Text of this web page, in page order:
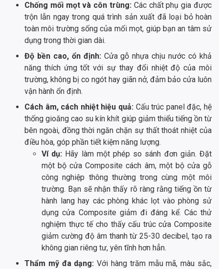
Chống mối mọt và côn trùng: Các chất phụ gia được
trộn lẫn ngay trong quá trình sản xuất đã loại bỏ hoàn
toàn môi trường sống của mối mọt, giúp bạn an tâm sử
dụng trong thời gian dài.
Độ bền cao, ổn định: Cửa gỗ nhựa chịu nước có khả
năng thích ứng tốt với sự thay đổi nhiệt độ của môi
trường, không bị co ngót hay giãn nở, đảm bảo cửa luôn
vận hành ổn định.
Cách âm, cách nhiệt hiệu quả: Cấu trúc panel đặc, hệ
thống gioăng cao su kín khít giúp giảm thiểu tiếng ồn từ
bên ngoài, đồng thời ngăn chặn sự thất thoát nhiệt của
điều hòa, góp phần tiết kiệm năng lượng.
Ví dụ: Hãy làm một phép so sánh đơn giản. Đặt
một bộ cửa Composite cách âm, một bộ cửa gỗ
công nghiệp thông thường trong cùng một môi
trường. Bạn sẽ nhận thấy rõ ràng rằng tiếng ồn từ
hành lang hay các phòng khác lọt vào phòng sử
dụng cửa Composite giảm đi đáng kể. Các thử
nghiệm thực tế cho thấy cấu trúc cửa Composite
giảm cường độ âm thanh từ 25-30 decibel, tạo ra
không gian riêng tư, yên tĩnh hơn hẳn.
Thẩm mỹ đa dạng: Với hàng trăm mẫu mã, màu sắc,